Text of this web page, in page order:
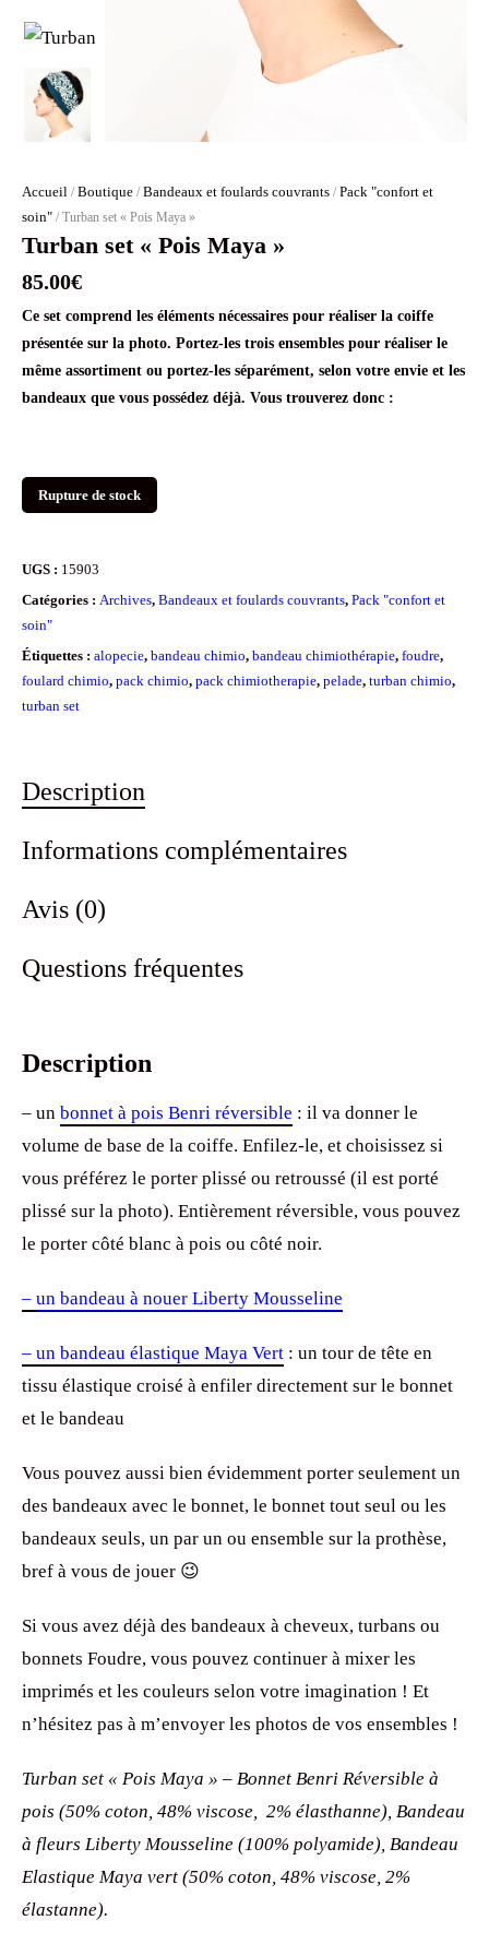
Accueil / Boutique / Bandeaux et foulards couvrants / Pack "confort et
soin" / Turban set « Pois Maya »
Turban set « Pois Maya »
85.00€
Ce set comprend les éléments nécessaires pour réaliser la coiffe
présentée sur la photo. Portez-les trois ensembles pour réaliser le
même assortiment ou portez-les séparément, selon votre envie et les
bandeaux que vous possédez déjà. Vous trouverez donc :
Rupture de stock
UGS : 15903
Catégories : Archives, Bandeaux et foulards couvrants, Pack "confort et
soin"
Étiquettes : alopecie, bandeau chimio, bandeau chimiothérapie, foudre,
foulard chimio, pack chimio, pack chimiotherapie, pelade, turban chimio,
turban set
Description
Informations complémentaires
Avis (0)
Questions fréquentes
Description
– un bonnet à pois Benri réversible : il va donner le
volume de base de la coiffe. Enfilez-le, et choisissez si
vous préférez le porter plissé ou retroussé (il est porté
plissé sur la photo). Entièrement réversible, vous pouvez
le porter côté blanc à pois ou côté noir.
– un bandeau à nouer Liberty Mousseline
– un bandeau élastique Maya Vert : un tour de tête en
tissu élastique croisé à enfiler directement sur le bonnet
et le bandeau
Vous pouvez aussi bien évidemment porter seulement un
des bandeaux avec le bonnet, le bonnet tout seul ou les
bandeaux seuls, un par un ou ensemble sur la prothèse,
bref à vous de jouer 😉
Si vous avez déjà des bandeaux à cheveux, turbans ou
bonnets Foudre, vous pouvez continuer à mixer les
imprimés et les couleurs selon votre imagination ! Et
n’hésitez pas à m’envoyer les photos de vos ensembles !
Turban set « Pois Maya » – Bonnet Benri Réversible à
pois (50% coton, 48% viscose, 2% élasthanne), Bandeau
à fleurs Liberty Mousseline (100% polyamide), Bandeau
Elastique Maya vert (50% coton, 48% viscose, 2%
élastanne).